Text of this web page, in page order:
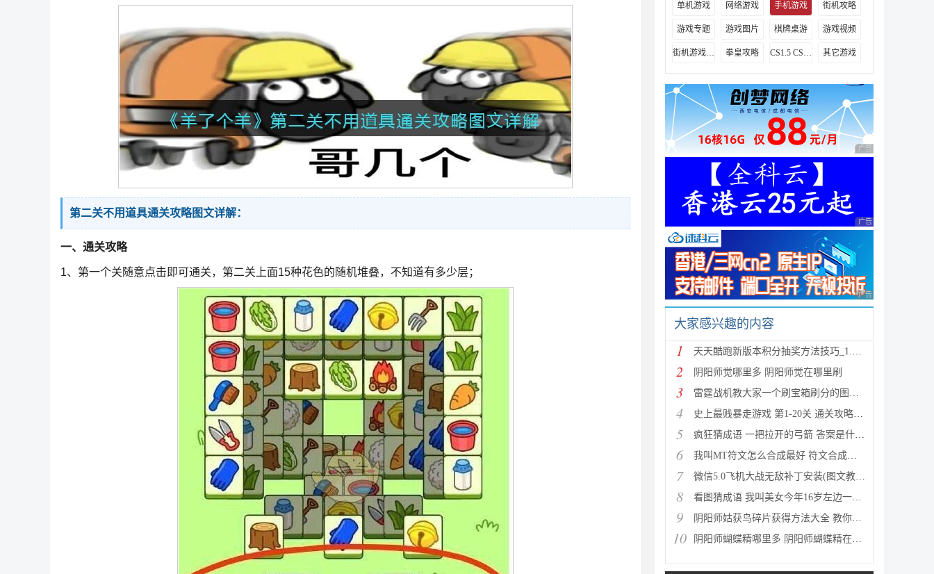
第二关不用道具通关攻略图文详解：
一、通关攻略
1、第一个关随意点击即可通关，第二关上面15种花色的随机堆叠，不知道有多少层；
单机游戏 网络游戏 手机游戏 街机攻略
游戏专题 游戏图片 棋牌桌游 游戏视频
街机游戏出招表 拳皇攻略 CS1.5 CS1.6攻略 其它游戏
广告 商业广告，理性
广告 商业广告，理性
广告 商业广告，理性
大家感兴趣的内容
1 天天酷跑新版本积分抽奖方法技巧_1.0.8.0版新人物新坐
2 阴阳师觉哪里多 阴阳师觉在哪里刷
3 雷霆战机教大家一个刷宝箱刷分的图文教程
4 史上最贱暴走游戏 第1-20关 通关攻略(图文详解)
5 疯狂猜成语 一把拉开的弓箭 答案是什么成语
6 我叫MT符文怎么合成最好 符文合成攻略推荐
7 微信5.0飞机大战无敌补丁安装(图文教程) 高分攻略
8 看图猜成语 我叫美女今年16岁左边一个女人 答案是什么
9 阴阳师姑获鸟碎片获得方法大全 教你如何快速获得姑获
10 阴阳师蝴蝶精哪里多 阴阳师蝴蝶精在哪里刷